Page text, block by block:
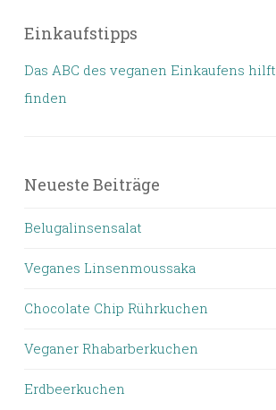
Einkaufstipps
Das ABC des veganen Einkaufens
finden
Neueste Beiträge
Belugalinsensalat
Veganes Linsenmoussaka
Chocolate Chip Rührkuchen
Veganer Rhabarberkuchen
Erdbeerkuchen